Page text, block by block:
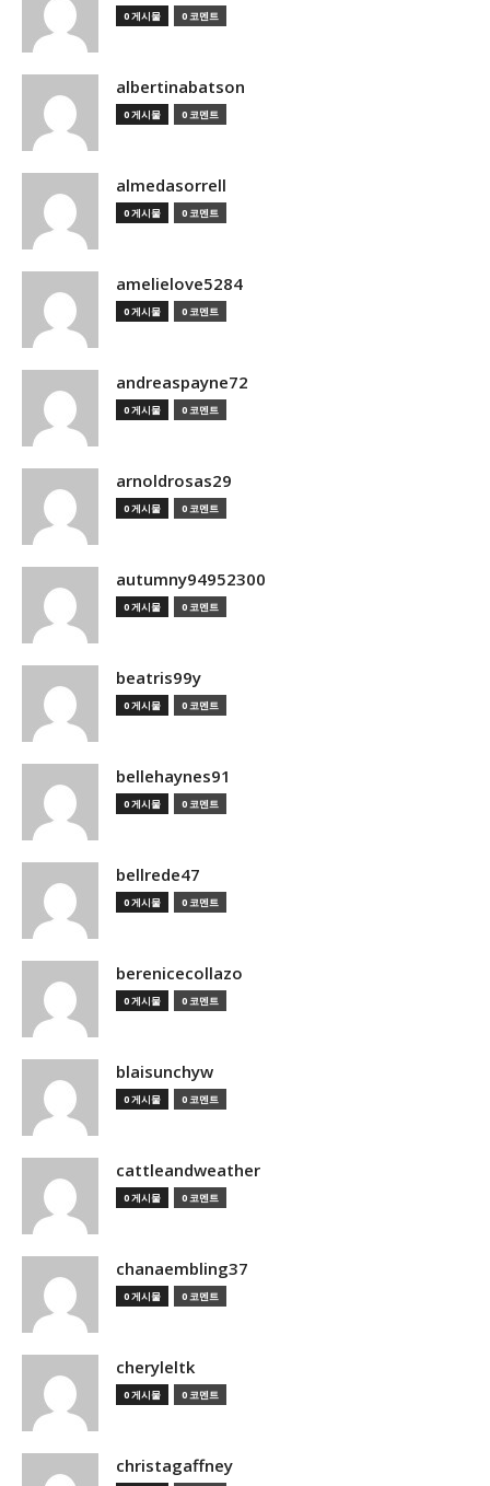
0 게시물 0 코멘트
albertinabatson
0 게시물 0 코멘트
almedasorrell
0 게시물 0 코멘트
amelielove5284
0 게시물 0 코멘트
andreaspayne72
0 게시물 0 코멘트
arnoldrosas29
0 게시물 0 코멘트
autumny94952300
0 게시물 0 코멘트
beatris99y
0 게시물 0 코멘트
bellehaynes91
0 게시물 0 코멘트
bellrede47
0 게시물 0 코멘트
berenicecollazo
0 게시물 0 코멘트
blaisunchyw
0 게시물 0 코멘트
cattleandweather
0 게시물 0 코멘트
chanaembling37
0 게시물 0 코멘트
cheryleltk
0 게시물 0 코멘트
christagaffney